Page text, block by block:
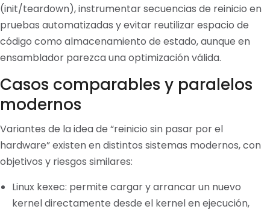
(init/teardown), instrumentar secuencias de reinicio en
pruebas automatizadas y evitar reutilizar espacio de
código como almacenamiento de estado, aunque en
ensamblador parezca una optimización válida.
Casos comparables y paralelos
modernos
Variantes de la idea de “reinicio sin pasar por el
hardware” existen en distintos sistemas modernos, con
objetivos y riesgos similares:
Linux kexec: permite cargar y arrancar un nuevo
kernel directamente desde el kernel en ejecución,